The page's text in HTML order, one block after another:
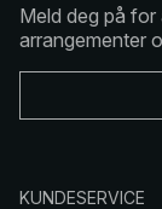
Meld deg på for
arrangementer
KUNDESERVICE